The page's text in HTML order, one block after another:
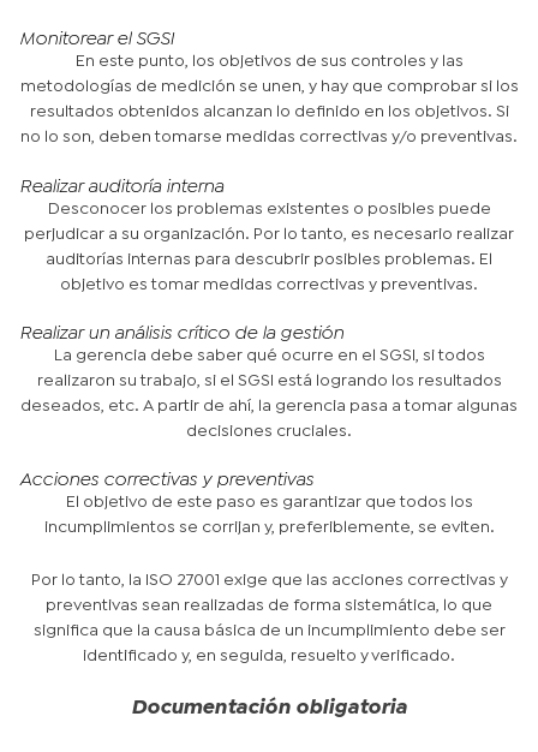
Monitorear el SGSI
En este punto, los objetivos de sus controles y las
metodologías de medición se unen, y hay que comprobar si los
resultados obtenidos alcanzan lo definido en los objetivos. Si
no lo son, deben tomarse medidas correctivas y/o preventivas.
Realizar auditoría interna
Desconocer los problemas existentes o posibles puede
perjudicar a su organización. Por lo tanto, es necesario realizar
auditorías internas para descubrir posibles problemas. El
objetivo es tomar medidas correctivas y preventivas.
Realizar un análisis crítico de la gestión
La gerencia debe saber qué ocurre en el SGSI, si todos
realizaron su trabajo, si el SGSI está logrando los resultados
deseados, etc. A partir de ahí, la gerencia pasa a tomar algunas
decisiones cruciales.
Acciones correctivas y preventivas
El objetivo de este paso es garantizar que todos los
incumplimientos se corrijan y, preferiblemente, se eviten.
Por lo tanto, la ISO 27001 exige que las acciones correctivas y
preventivas sean realizadas de forma sistemática, lo que
significa que la causa básica de un incumplimiento debe ser
identificado y, en seguida, resuelto y verificado.
Documentación obligatoria